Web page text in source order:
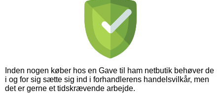
Inden nogen køber hos en Gave til ham netbutik behøver de
i og for sig sætte sig ind i forhandlerens handelsvilkår, men
det er gerne et tidskrævende arbejde.